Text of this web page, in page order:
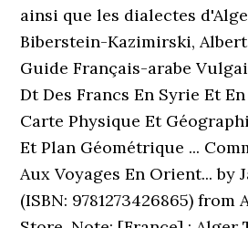
ainsi que les dialectes
Biberstein-Kazimirski, Albert
Guide Français-arabe
Dt Des Francs En Syrie Et
Carte Physique Et
Et Plan Géométrique ...
Aux Voyages En Orient... by
(ISBN: 9781273426865) from